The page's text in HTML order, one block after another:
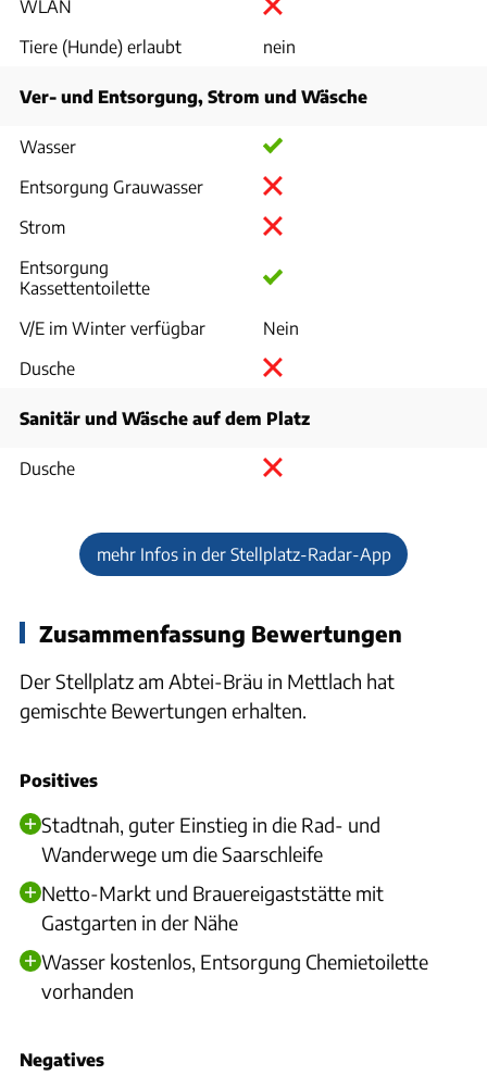
WLAN
Tiere (Hunde) erlaubt
nein
Ver- und Entsorgung, Strom und Wäsche
Wasser
Entsorgung Grauwasser
Strom
Entsorgung
Kassettentoilette
V/E im Winter verfügbar
Nein
Dusche
Sanitär und Wäsche auf dem Platz
Dusche
mehr Infos in der Stellplatz-Radar-App
Zusammenfassung Bewertungen
Der Stellplatz am Abtei-Bräu in Mettlach hat
gemischte Bewertungen erhalten.
Positives
Stadtnah, guter Einstieg in die Rad- und
Wanderwege um die Saarschleife
Netto-Markt und Brauereigaststätte mit
Gastgarten in der Nähe
Wasser kostenlos, Entsorgung Chemietoilette
vorhanden
Negatives